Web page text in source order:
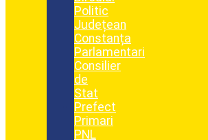
Politic
Județean
Constanța
Parlamentari
Consilier
de
Stat
Prefect
Primari
PNL